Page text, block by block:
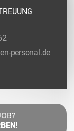
personal.de